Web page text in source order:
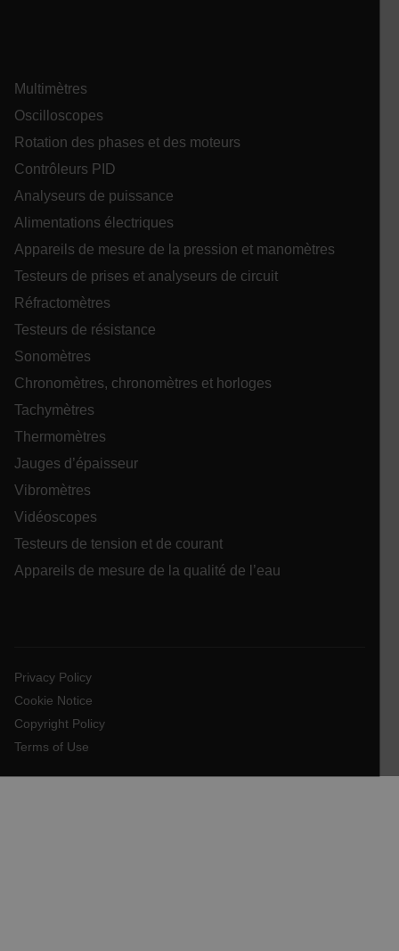
Multimètres
Oscilloscopes
Rotation des phases et des moteurs
Contrôleurs PID
Analyseurs de puissance
Alimentations électriques
Appareils de mesure de la pression et manomètres
Testeurs de prises et analyseurs de circuit
Réfractomètres
Testeurs de résistance
Sonomètres
Chronomètres, chronomètres et horloges
Tachymètres
Thermomètres
Jauges d’épaisseur
Vibromètres
Vidéoscopes
Testeurs de tension et de courant
Appareils de mesure de la qualité de l’eau
Privacy Policy
Cookie Notice
Copyright Policy
Terms of Use
.AspNetCore.OpenIdConnect.Nonce.[-
EPiServer_Commerce_AnonymousId